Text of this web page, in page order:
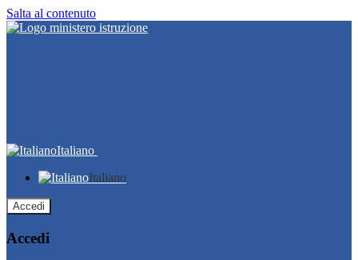
Salta al contenuto
Italiano
Italiano
Accedi
Accedi